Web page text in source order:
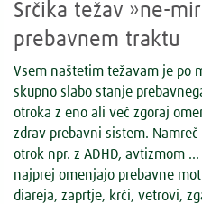
Srčika težav »ne-
prebavnem traktu
Vsem naštetim težavam je po
skupno slabo stanje
otroka z eno ali več zgoraj
zdrav prebavni sistem.
otrok npr. z ADHD, avtizmom
najprej omenjajo prebavne
diareja, zaprtje, krči, vetrovi,